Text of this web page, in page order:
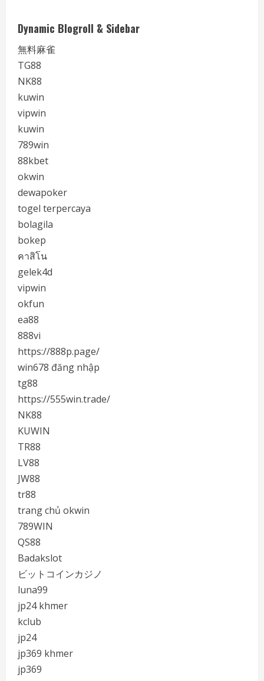
Dynamic Blogroll & Sidebar
無料麻雀
TG88
NK88
kuwin
vipwin
kuwin
789win
88kbet
okwin
dewapoker
togel terpercaya
bolagila
bokep
คาสิโน
gelek4d
vipwin
okfun
ea88
888vi
https://888p.page/
win678 đăng nhập
tg88
https://555win.trade/
NK88
KUWIN
TR88
LV88
JW88
tr88
trang chủ okwin
789WIN
QS88
Badakslot
ビットコインカジノ
luna99
jp24 khmer
kclub
jp24
jp369 khmer
jp369